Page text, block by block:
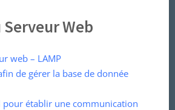
Web
web – LAMP
de gérer la base de donnée
pour établir une communication